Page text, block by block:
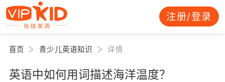
注册/登录
首页 青少儿英语知识 详情
英语中如何用词描述海洋温度？